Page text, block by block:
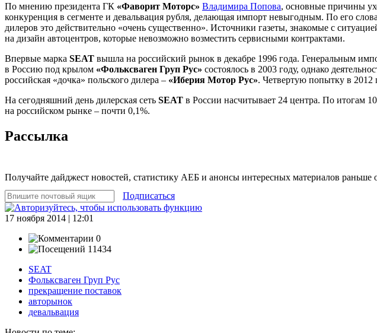
По мнению президента ГК «Фаворит Моторс» Владимира Попова, основные причины
конкуренция в сегменте и девальвация рубля, делающая импорт невыгодным. По его
дилеров это действительно «очень существенно». Источники газеты, знакомые с
на дизайн автоцентров, которые невозможно возместить сервисными контрактами.
Впервые марка SEAT вышла на российский рынок в декабре 1996 года. Генеральным
в Россию под крылом «Фольксваген Груп Рус» состоялось в 2003 году, однако
российская «дочка» польского дилера – «Иберия Мотор Рус». Четвертую попытку в 2012
На сегодняшний день дилерская сеть SEAT в России насчитывает 24 центра. По итогам
на российском рынке – почти 0,1%.
Рассылка
Получайте дайджест новостей, статистику АЕБ и анонсы интересных материалов раньше
Подписаться
17 ноября 2014 | 12:01
0
11434
SEAT
Фольксваген Груп Рус
прекращение поставок
авторынок
девальвация